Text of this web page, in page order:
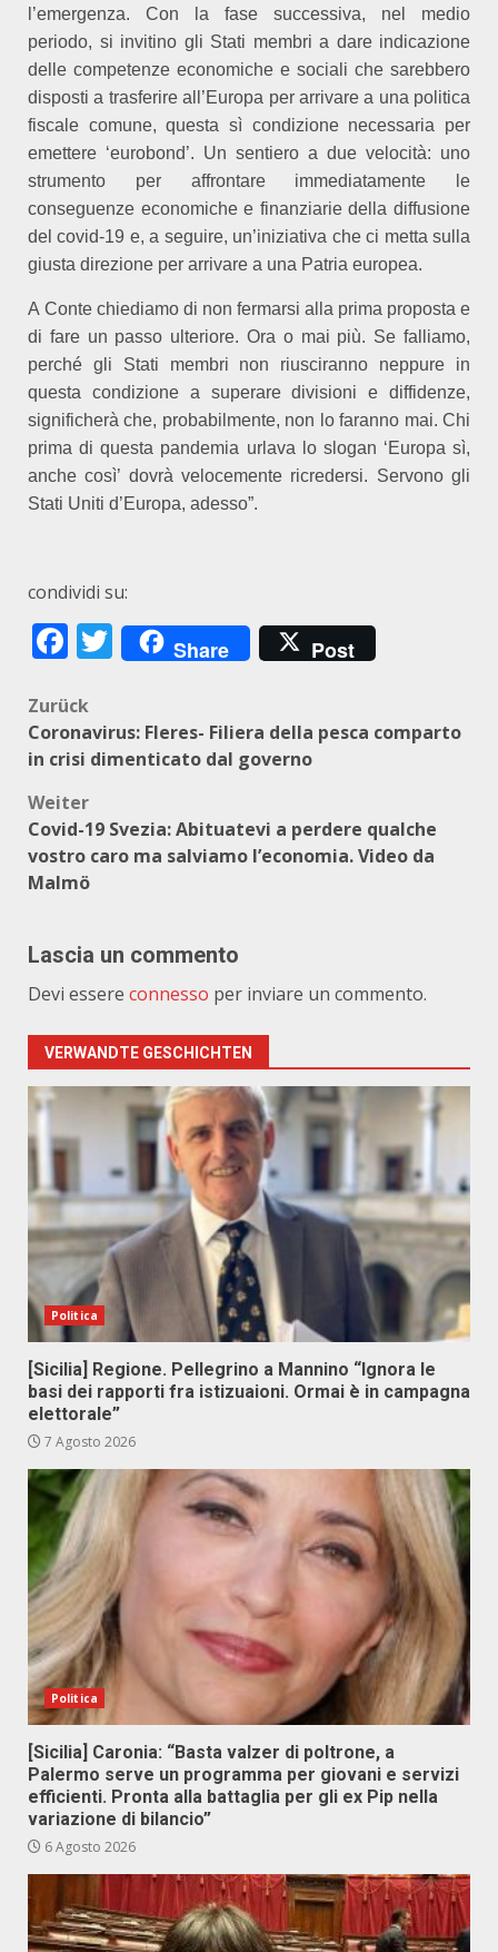
l’emergenza. Con la fase successiva, nel medio
periodo, si invitino gli Stati membri a dare indicazione
delle competenze economiche e sociali che sarebbero
disposti a trasferire all’Europa per arrivare a una politica
fiscale comune, questa sì condizione necessaria per
emettere ‘eurobond’. Un sentiero a due velocità: uno
strumento per affrontare immediatamente le
conseguenze economiche e finanziarie della diffusione
del covid-19 e, a seguire, un’iniziativa che ci metta sulla
giusta direzione per arrivare a una Patria europea.
A Conte chiediamo di non fermarsi alla prima proposta e
di fare un passo ulteriore. Ora o mai più. Se falliamo,
perché gli Stati membri non riusciranno neppure in
questa condizione a superare divisioni e diffidenze,
significherà che, probabilmente, non lo faranno mai. Chi
prima di questa pandemia urlava lo slogan ‘Europa sì,
anche così’ dovrà velocemente ricredersi. Servono gli
Stati Uniti d’Europa, adesso”.
condividi su:
Facebook
Twitter
Share Post
Beitragsnavigation
Zurück
Coronavirus: Fleres- Filiera della pesca comparto
in crisi dimenticato dal governo
Weiter
Covid-19 Svezia: Abituatevi a perdere qualche
vostro caro ma salviamo l’economia. Video da
Malmö
Lascia un commento
Devi essere connesso per inviare un commento.
VERWANDTE GESCHICHTEN
Politica
[Sicilia] Regione. Pellegrino a Mannino “Ignora le
basi dei rapporti fra istizuaioni. Ormai è in campagna
elettorale”
7 Agosto 2026
Politica
[Sicilia] Caronia: “Basta valzer di poltrone, a
Palermo serve un programma per giovani e servizi
efficienti. Pronta alla battaglia per gli ex Pip nella
variazione di bilancio”
6 Agosto 2026